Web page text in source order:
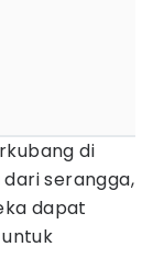
di
serangga,
dapat